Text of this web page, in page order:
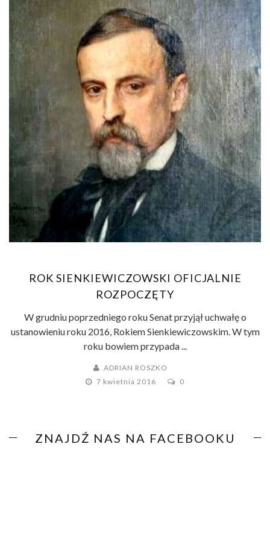
ROK SIENKIEWICZOWSKI OFICJALNIE
ROZPOCZĘTY
W grudniu poprzedniego roku Senat przyjął uchwałę o
ustanowieniu roku 2016, Rokiem Sienkiewiczowskim. W tym
roku bowiem przypada ...
ADRIAN ROSZKO
7 kwietnia 2016
0
ZNAJDŹ NAS NA FACEBOOKU